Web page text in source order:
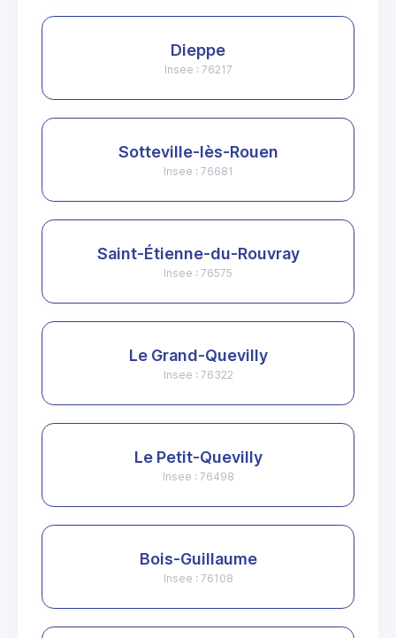
Dieppe
Insee : 76217
Sotteville-lès-Rouen
Insee : 76681
Saint-Étienne-du-Rouvray
Insee : 76575
Le Grand-Quevilly
Insee : 76322
Le Petit-Quevilly
Insee : 76498
Bois-Guillaume
Insee : 76108